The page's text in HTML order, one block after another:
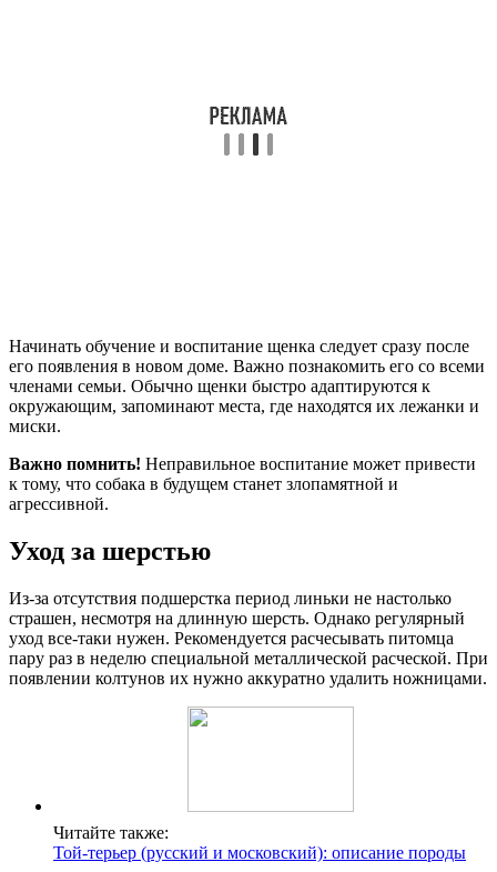
Начинать обучение и воспитание щенка следует сразу после
его появления в новом доме. Важно познакомить его со всеми
членами семьи. Обычно щенки быстро адаптируются к
окружающим, запоминают места, где находятся их лежанки и
миски.
Важно помнить! Неправильное воспитание может привести
к тому, что собака в будущем станет злопамятной и
агрессивной.
Уход за шерстью
Из-за отсутствия подшерстка период линьки не настолько
страшен, несмотря на длинную шерсть. Однако регулярный
уход все-таки нужен. Рекомендуется расчесывать питомца
пару раз в неделю специальной металлической расческой. При
появлении колтунов их нужно аккуратно удалить ножницами.
Читайте также:
Той-терьер (русский и московский): описание породы